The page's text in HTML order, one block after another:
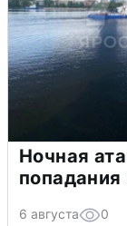
Ночная
попадания
6 августа 0